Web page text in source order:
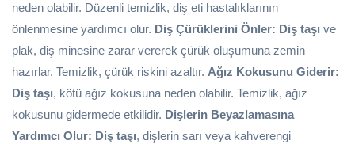
neden olabilir. Düzenli temizlik, diş eti hastalıklarının
önlenmesine yardımcı olur. Diş Çürüklerini Önler: Diş taşı ve
plak, diş minesine zarar vererek çürük oluşumuna zemin
hazırlar. Temizlik, çürük riskini azaltır. Ağız Kokusunu Giderir:
Diş taşı, kötü ağız kokusuna neden olabilir. Temizlik, ağız
kokusunu gidermede etkilidir. Dişlerin Beyazlamasına
Yardımcı Olur: Diş taşı, dişlerin sarı veya kahverengi